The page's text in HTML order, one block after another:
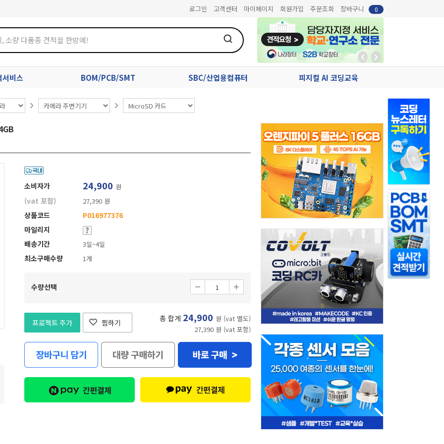
로그인 고객센터 마이페이지 회원가입 주문조회 장바구니 0
비스 BOM/PCB/SMT SBC/산업용컴퓨터 피지컬 AI 코딩교육
소비자가 24,900 원
(vat 포함) 27,390 원
상품코드
P016977376
마일리지
배송기간
3일~4일
최소구매수량 1개
수량선택
프로젝트 추가 찜하기 총 합계 24,900 원 (vat 별도)
27,390 원 (vat 포함)